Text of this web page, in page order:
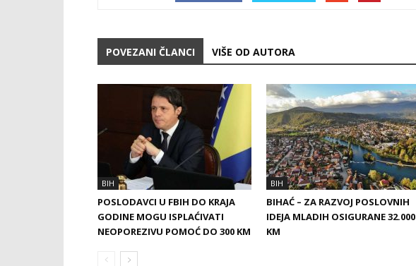
POVEZANI ČLANCI VIŠE OD AUTORA
BIH
POSLODAVCI U FBIH DO KRAJA
GODINE MOGU ISPLAĆIVATI
NEOPOREZIVU POMOĆ DO 300 KM
BIH
BIHAĆ – ZA RAZVOJ POSLOVNIH
IDEJA MLADIH OSIGURANE 32.000
KM